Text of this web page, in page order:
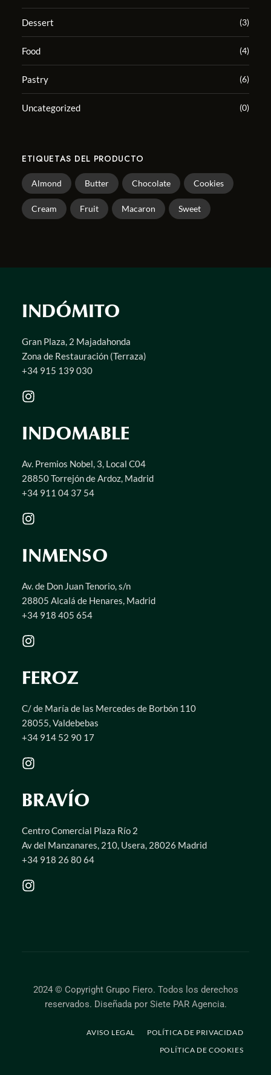
Dessert (3)
Food (4)
Pastry (6)
Uncategorized (0)
ETIQUETAS DEL PRODUCTO
Almond Butter Chocolate Cookies
Cream Fruit Macaron Sweet
INDÓMITO
Gran Plaza, 2 Majadahonda
Zona de Restauración (Terraza)
+34 915 139 030
INDOMABLE
Av. Premios Nobel, 3, Local C04
28850 Torrejón de Ardoz, Madrid
+34 911 04 37 54
INMENSO
Av. de Don Juan Tenorio, s/n
28805 Alcalá de Henares, Madrid
+34 918 405 654
FEROZ
C/ de María de las Mercedes de Borbón 110
28055, Valdebebas
+34 914 52 90 17
BRAVÍO
Centro Comercial Plaza Río 2
Av del Manzanares, 210, Usera, 28026 Madrid
+34 918 26 80 64
2024 © Copyright Grupo Fiero. Todos los derechos
reservados. Diseñada por Siete PAR Agencia.
AVISO LEGAL
POLÍTICA DE PRIVACIDAD
POLÍTICA DE COOKIES